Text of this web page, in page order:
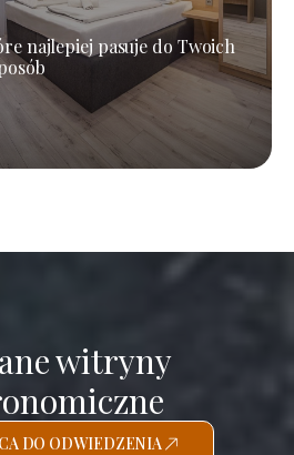
najlepiej pasuje do Twoich
witryny
DO ODWIEDZENIA